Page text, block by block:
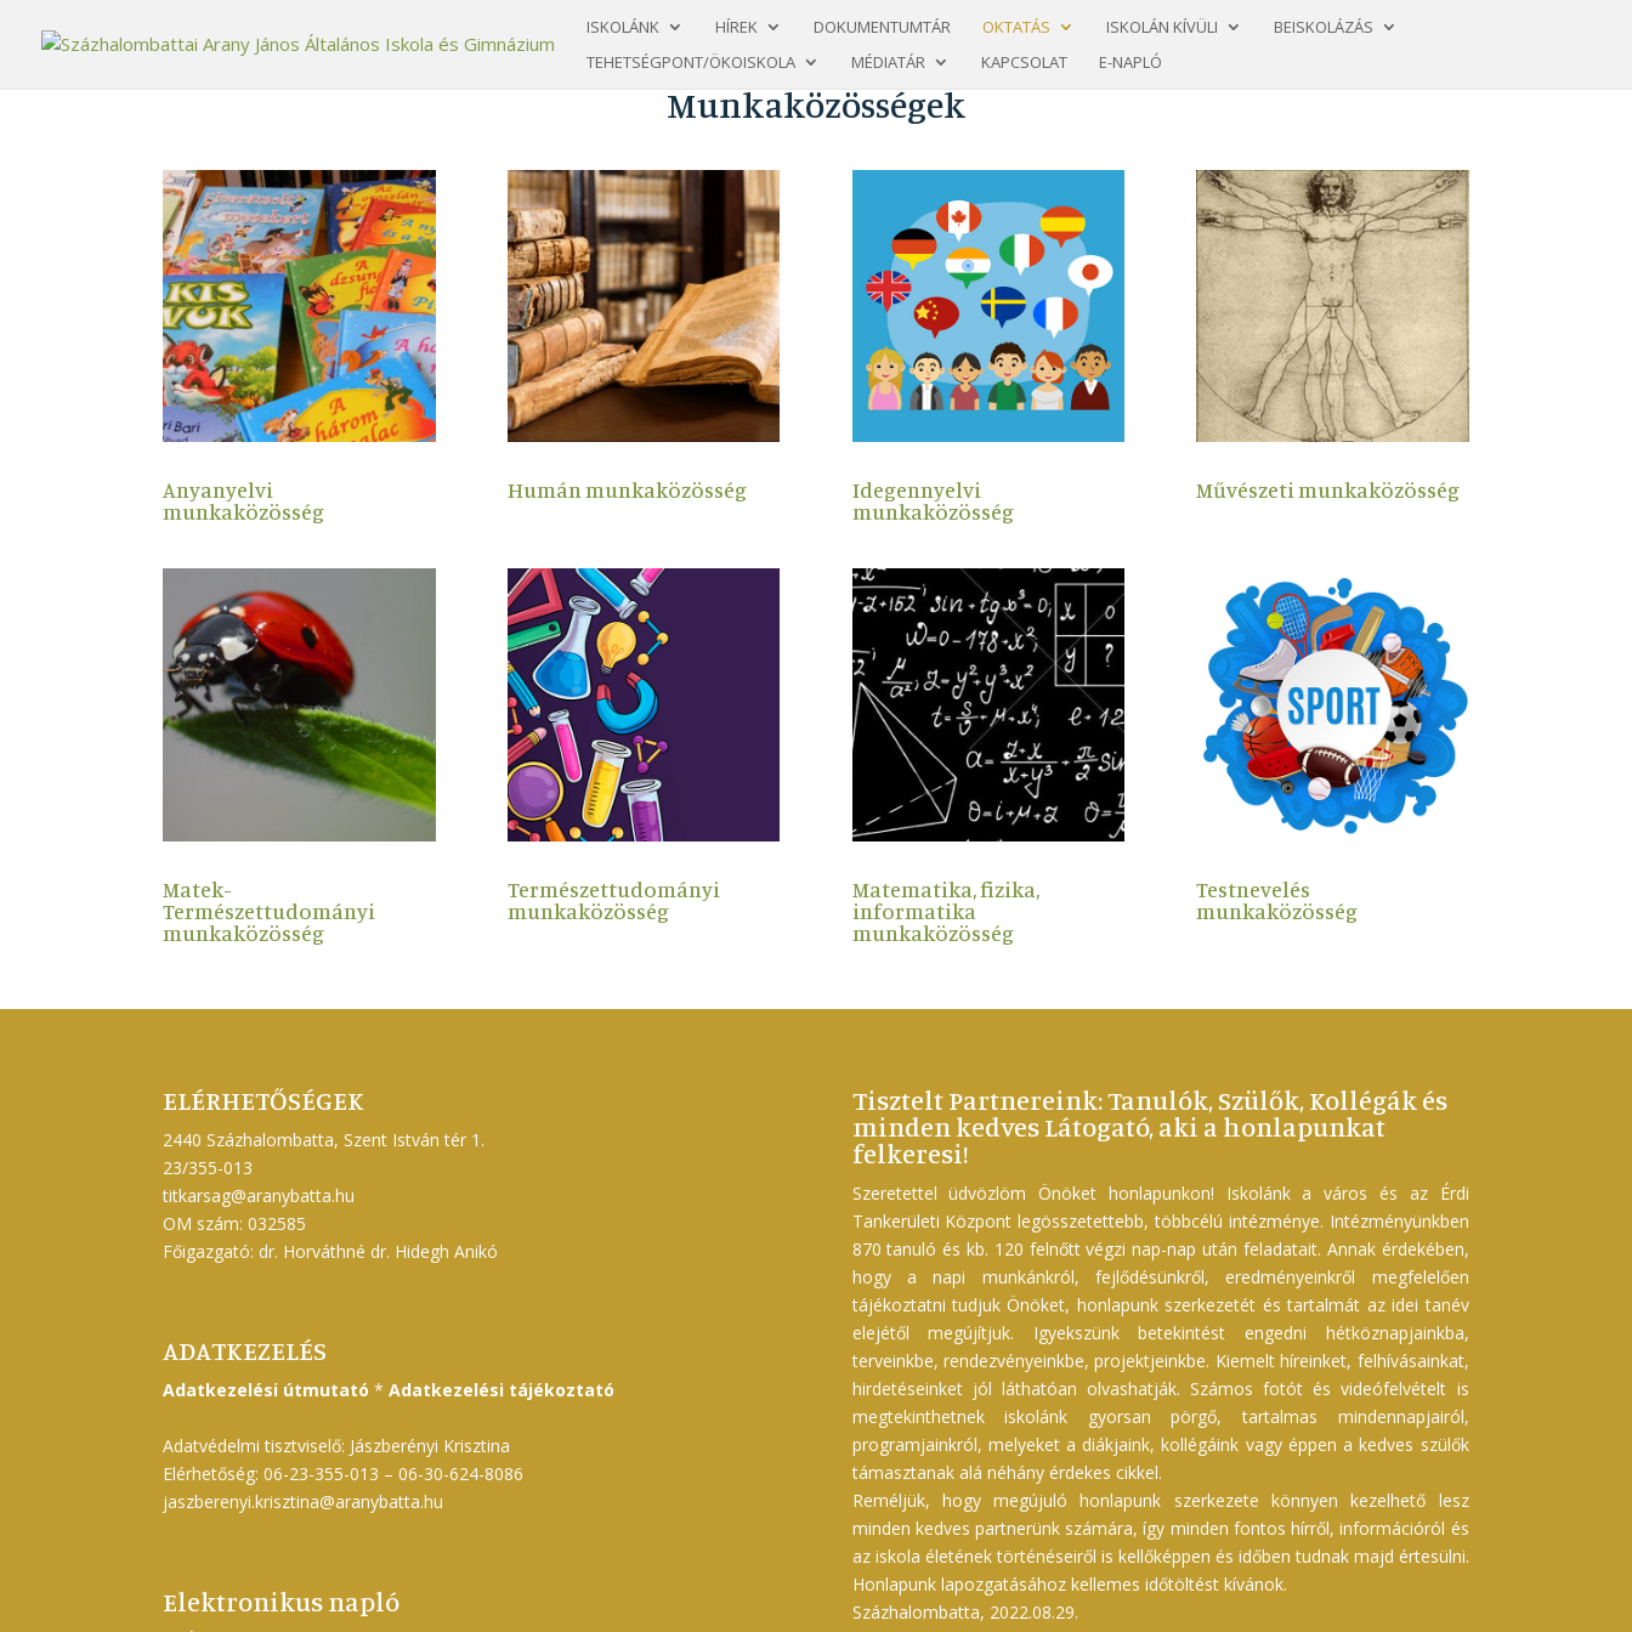
ISKOLÁNK HÍREK DOKUMENTUMTÁR OKTATÁS ISKOLÁN KÍVÜLI
BEISKOLÁZÁS
TEHETSÉGPONT/ÖKOISKOLA
MÉDIATÁR KAPCSOLAT E-NAPLÓ
Munkaközösségek
Anyanyelvi
munkaközösség
Humán munkaközösség
Idegennyelvi
munkaközösség
Művészeti munkaközösség
Matek-
Természettudományi
munkaközösség
Természettudományi
munkaközösség
Matematika, fizika,
informatika
munkaközösség
Testnevelés
munkaközösség
ELÉRHETŐSÉGEK
2440 Százhalombatta, Szent István tér 1.
23/355-013
titkarsag@aranybatta.hu
OM szám: 032585
Főigazgató: dr. Horváthné dr. Hidegh Anikó
ADATKEZELÉS
Adatkezelési útmutató *Adatkezelési tájékoztató
Adatvédelmi tisztviselő: Jászberényi Krisztina
Elérhetőség: 06-23-355-013 – 06-30-624-8086
jaszberenyi.krisztina@aranybatta.hu
Elektronikus napló
Tisztelt Partnereink: Tanulók, Szülők, Kollégák és
minden kedves Látogató, aki a honlapunkat
felkeresi!
Szeretettel üdvözlöm Önöket honlapunkon! Iskolánk a város és az Érdi
Tankerületi Központ legösszetettebb, többcélú intézménye. Intézményünkben
870 tanuló és kb. 120 felnőtt végzi nap-nap után feladatait. Annak érdekében,
hogy a napi munkánkról, fejlődésünkről, eredményeinkről megfelelően
tájékoztatni tudjuk Önöket, honlapunk szerkezetét és tartalmát az idei tanév
elejétől megújítjuk. Igyekszünk betekintést engedni hétköznapjainkba,
terveinkbe, rendezvényeinkbe, projektjeinkbe. Kiemelt híreinket, felhívásainkat,
hirdetéseinket jól láthatóan olvashatják. Számos fotót és videófelvételt is
megtekinthetnek iskolánk gyorsan pörgő, tartalmas mindennapjairól,
programjainkról, melyeket a diákjaink, kollégáink vagy éppen a kedves szülők
támasztanak alá néhány érdekes cikkel.
Reméljük, hogy megújuló honlapunk szerkezete könnyen kezelhető lesz
minden kedves partnerünk számára, így minden fontos hírről, információról és
az iskola életének történéseiről is kellőképpen és időben tudnak majd értesülni.
Honlapunk lapozgatásához kellemes időtöltést kívánok.
Százhalombatta, 2022.08.29.